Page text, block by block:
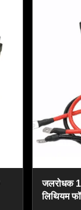
जलरोधक
लिथियम